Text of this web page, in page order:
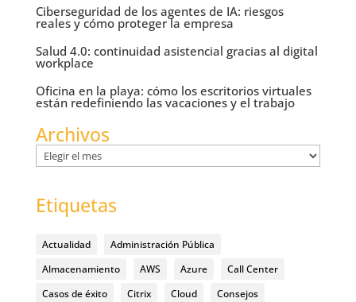
Ciberseguridad de los agentes de IA: riesgos
reales y cómo proteger la empresa
Salud 4.0: continuidad asistencial gracias al digital
workplace
Oficina en la playa: cómo los escritorios virtuales
están redefiniendo las vacaciones y el trabajo
Archivos
Archivos
Etiquetas
Actualidad
Administración Pública
Almacenamiento
AWS Azure
Call Center
Casos de éxito
Citrix Cloud
Consejos